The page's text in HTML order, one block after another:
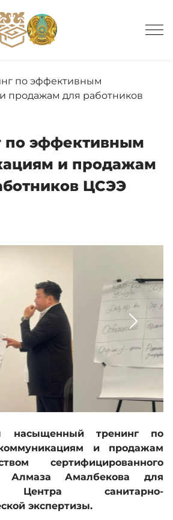
для слабовидящих
по эффективным
продажам для работников
по эффективным
и продажам
ЦСЭЭ
насыщенный тренинг по
и продажам
сертифицированного
Алмаза Амалбекова для
Центра санитарно-
экспертизы.